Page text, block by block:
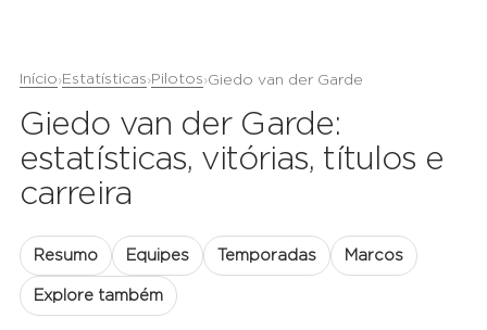
Início›Estatísticas›Pilotos›Giedo van der Garde
Giedo van der Garde:
estatísticas, vitórias, títulos e
carreira
Resumo Equipes Temporadas Marcos
Explore também